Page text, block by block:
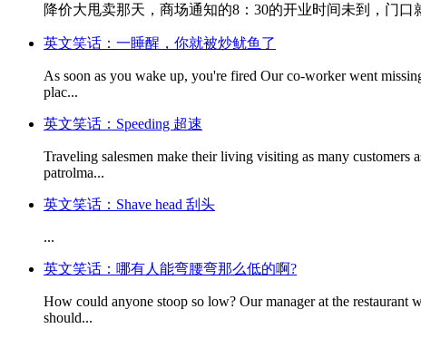
降价大甩卖那天，商场通知的8：30的开业时间未到，门
英文笑话：一睡醒，你就被炒鱿鱼了
As soon as you wake up, you're fired Our co-worker went
plac...
英文笑话：Speeding 超速
Traveling salesmen make their living visiting as many
patrolma...
英文笑话：Shave head 刮头
...
英文笑话：哪有人能弯腰弯那么低的啊?
How could anyone stoop so low? Our manager at the
should...